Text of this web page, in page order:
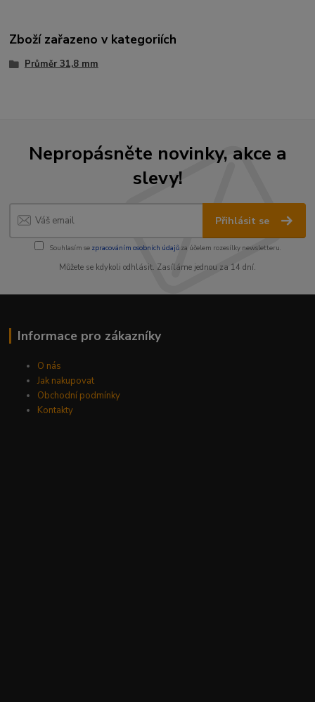
Zboží zařazeno v kategoriích
Průměr 31,8 mm
Nepropásněte novinky, akce a
slevy!
Přihlásit se
Souhlasím se zpracováním osobních údajůza účelem rozesílky newsletteru.
Můžete se kdykoli odhlásit. Zasíláme jednou za 14 dní.
Informace pro zákazníky
O nás
Jak nakupovat
Obchodní podmínky
Kontakty